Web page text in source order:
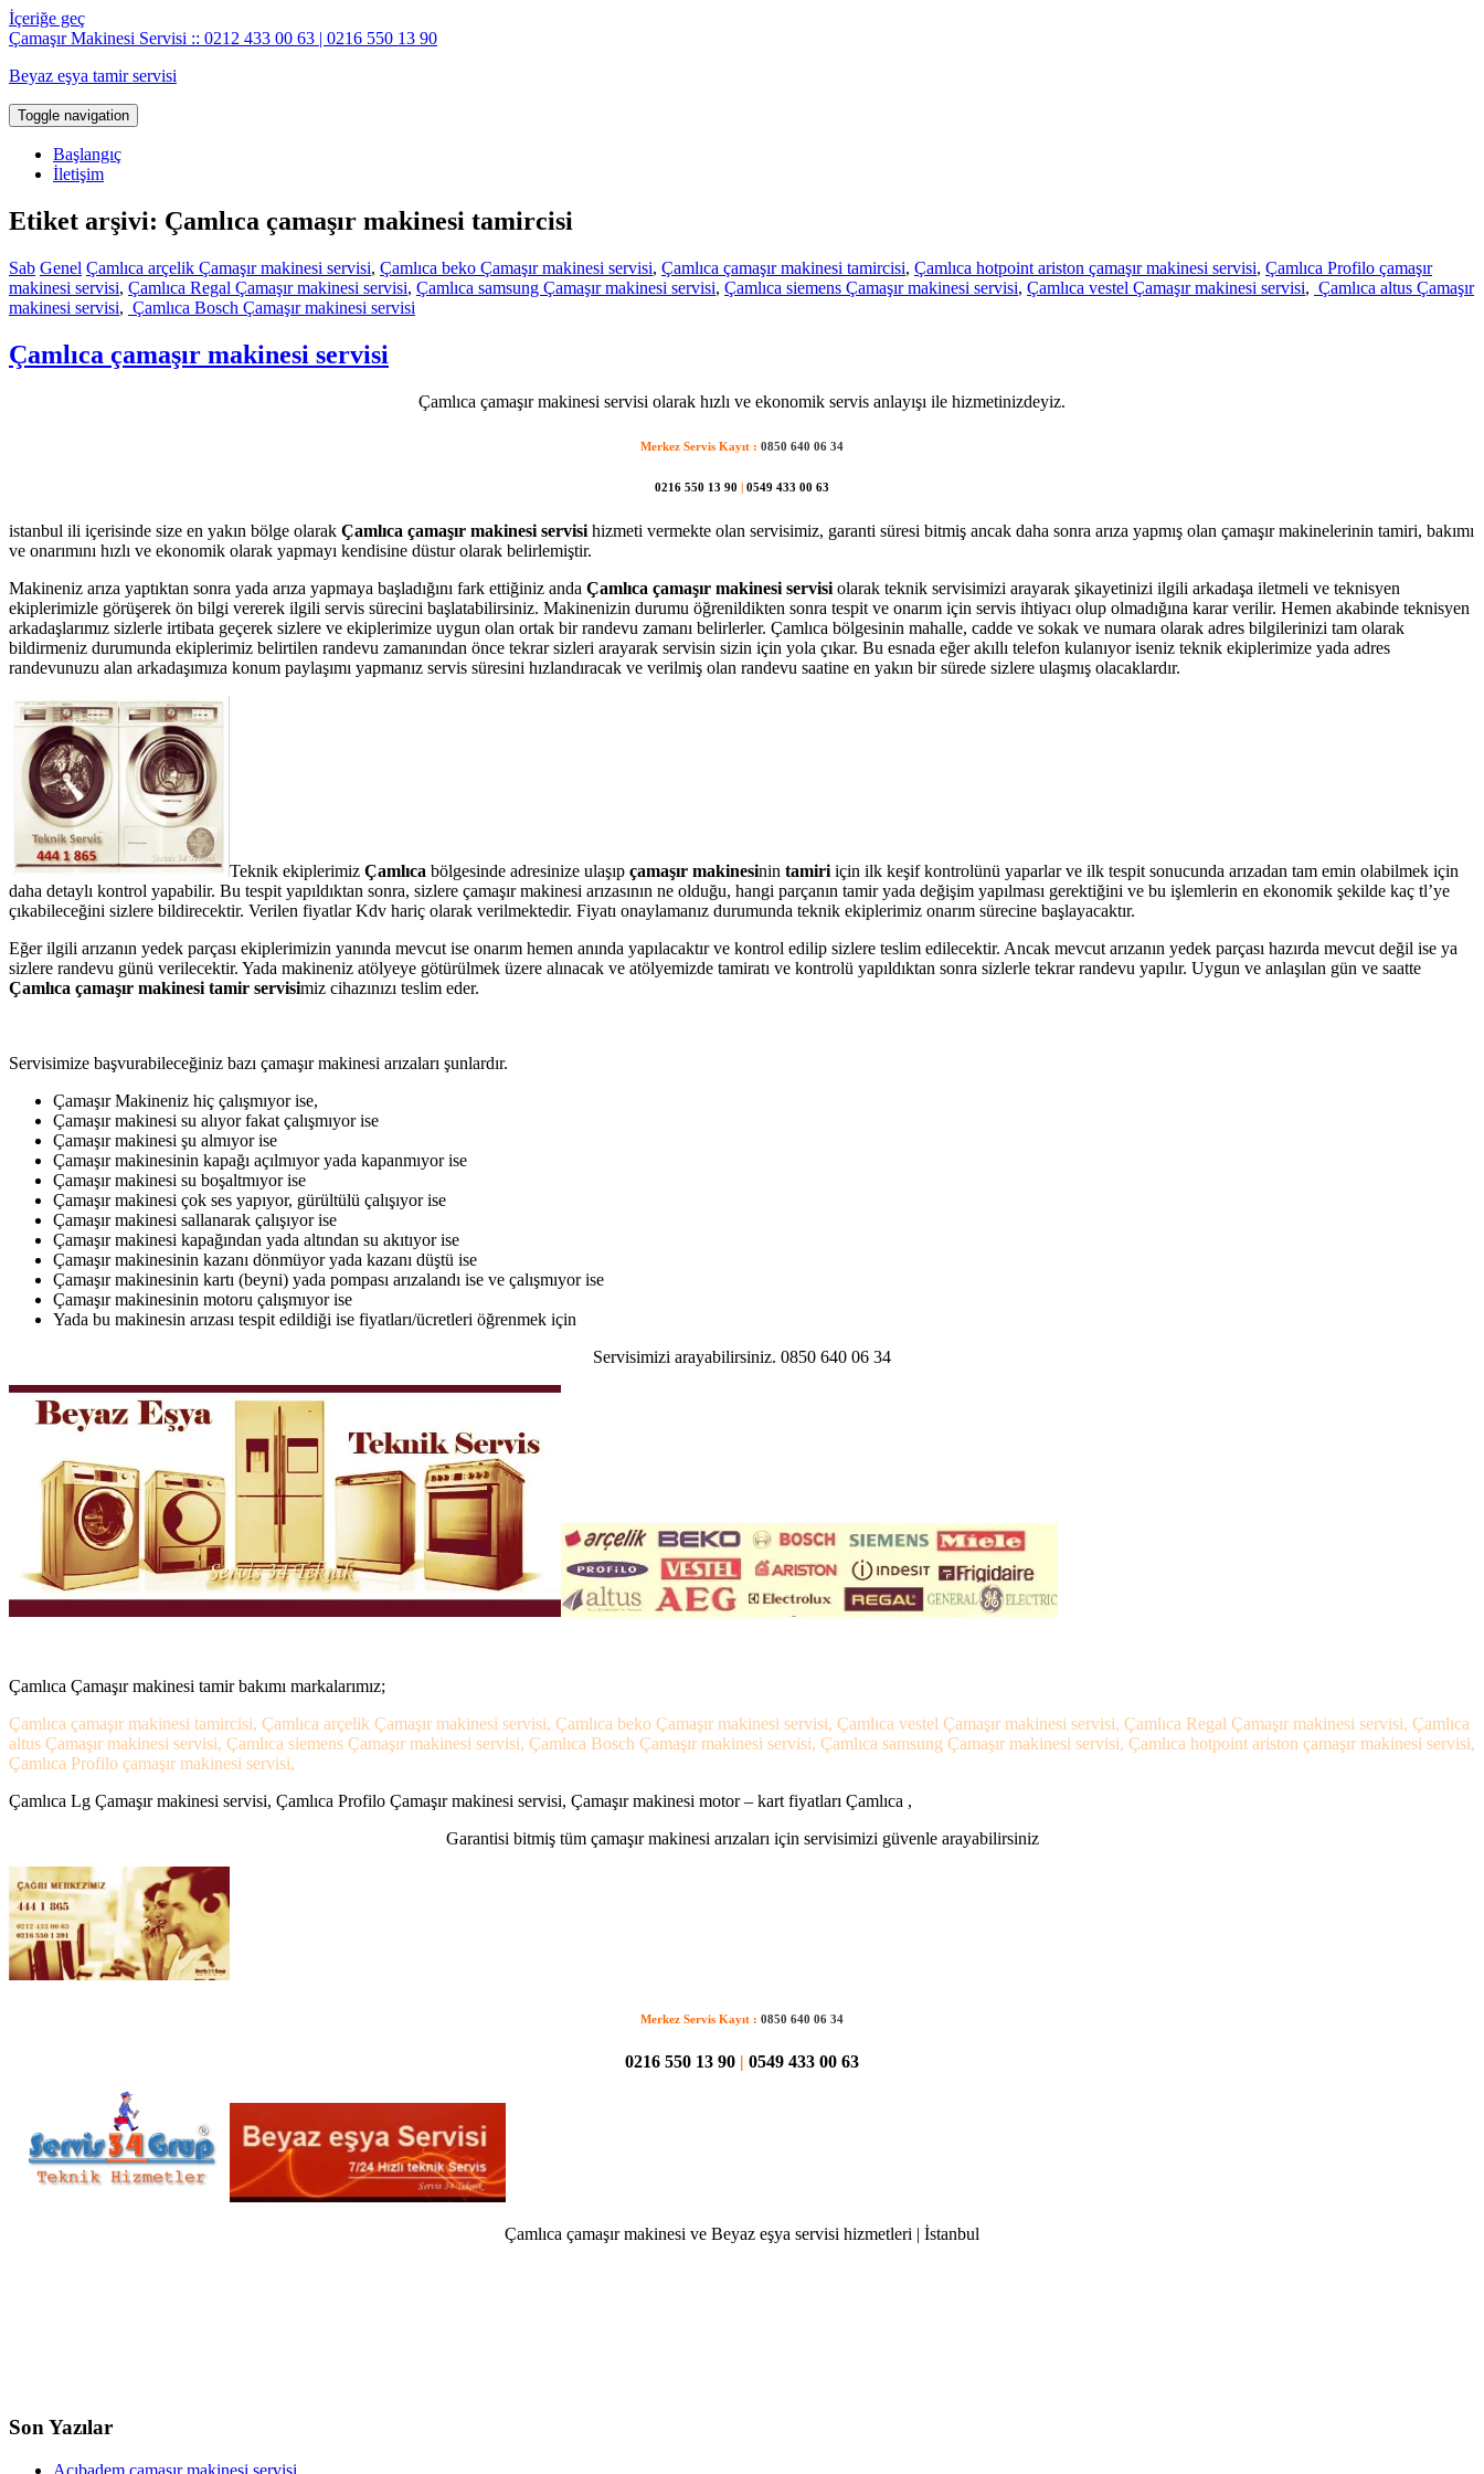
İçeriğe geç
Çamaşır Makinesi Servisi :: 0212 433 00 63 | 0216 550 13 90
Beyaz eşya tamir servisi
Toggle navigation
Başlangıç
İletişim
Etiket arşivi: Çamlıca çamaşır makinesi tamircisi
Sab Genel Çamlıca arçelik Çamaşır makinesi servisi, Çamlıca beko Çamaşır makinesi servisi, Çamlıca çamaşır makinesi tamircisi, Çamlıca hotpoint ariston çamaşır makinesi servisi, Çamlıca Profilo çamaşır
makinesi servisi, Çamlıca Regal Çamaşır makinesi servisi, Çamlıca samsung Çamaşır makinesi servisi, Çamlıca siemens Çamaşır makinesi servisi, Çamlıca vestel Çamaşır makinesi servisi, Çamlıca altus Çamaşır
makinesi servisi, Çamlıca Bosch Çamaşır makinesi servisi
Çamlıca çamaşır makinesi servisi
Çamlıca çamaşır makinesi servisi olarak hızlı ve ekonomik servis anlayışı ile hizmetinizdeyiz.
Merkez Servis Kayıt : 0850 640 06 34
0216 550 13 90 | 0549 433 00 63
istanbul ili içerisinde size en yakın bölge olarak Çamlıca çamaşır makinesi servisi hizmeti vermekte olan servisimiz, garanti süresi bitmiş ancak daha sonra arıza yapmış olan çamaşır makinelerinin tamiri, bakımı
ve onarımını hızlı ve ekonomik olarak yapmayı kendisine düstur olarak belirlemiştir.
Makineniz arıza yaptıktan sonra yada arıza yapmaya başladığını fark ettiğiniz anda Çamlıca çamaşır makinesi servisi olarak teknik servisimizi arayarak şikayetinizi ilgili arkadaşa iletmeli ve teknisyen
ekiplerimizle görüşerek ön bilgi vererek ilgili servis sürecini başlatabilirsiniz. Makinenizin durumu öğrenildikten sonra tespit ve onarım için servis ihtiyacı olup olmadığına karar verilir. Hemen akabinde teknisyen
arkadaşlarımız sizlerle irtibata geçerek sizlere ve ekiplerimize uygun olan ortak bir randevu zamanı belirlerler. Çamlıca bölgesinin mahalle, cadde ve sokak ve numara olarak adres bilgilerinizi tam olarak
bildirmeniz durumunda ekiplerimiz belirtilen randevu zamanından önce tekrar sizleri arayarak servisin sizin için yola çıkar. Bu esnada eğer akıllı telefon kulanıyor iseniz teknik ekiplerimize yada adres
randevunuzu alan arkadaşımıza konum paylaşımı yapmanız servis süresini hızlandıracak ve verilmiş olan randevu saatine en yakın bir sürede sizlere ulaşmış olacaklardır.
Teknik ekiplerimiz Çamlıca bölgesinde adresinize ulaşıp çamaşır makinesinin tamiri için ilk keşif kontrolünü yaparlar ve ilk tespit sonucunda arızadan tam emin olabilmek için
daha detaylı kontrol yapabilir. Bu tespit yapıldıktan sonra, sizlere çamaşır makinesi arızasının ne olduğu, hangi parçanın tamir yada değişim yapılması gerektiğini ve bu işlemlerin en ekonomik şekilde kaç tl’ye
çıkabileceğini sizlere bildirecektir. Verilen fiyatlar Kdv hariç olarak verilmektedir. Fiyatı onaylamanız durumunda teknik ekiplerimiz onarım sürecine başlayacaktır.
Eğer ilgili arızanın yedek parçası ekiplerimizin yanında mevcut ise onarım hemen anında yapılacaktır ve kontrol edilip sizlere teslim edilecektir. Ancak mevcut arızanın yedek parçası hazırda mevcut değil ise ya
sizlere randevu günü verilecektir. Yada makineniz atölyeye götürülmek üzere alınacak ve atölyemizde tamiratı ve kontrolü yapıldıktan sonra sizlerle tekrar randevu yapılır. Uygun ve anlaşılan gün ve saatte
Çamlıca çamaşır makinesi tamir servisimiz cihazınızı teslim eder.
Servisimize başvurabileceğiniz bazı çamaşır makinesi arızaları şunlardır.
Çamaşır Makineniz hiç çalışmıyor ise,
Çamaşır makinesi su alıyor fakat çalışmıyor ise
Çamaşır makinesi şu almıyor ise
Çamaşır makinesinin kapağı açılmıyor yada kapanmıyor ise
Çamaşır makinesi su boşaltmıyor ise
Çamaşır makinesi çok ses yapıyor, gürültülü çalışıyor ise
Çamaşır makinesi sallanarak çalışıyor ise
Çamaşır makinesi kapağından yada altından su akıtıyor ise
Çamaşır makinesinin kazanı dönmüyor yada kazanı düştü ise
Çamaşır makinesinin kartı (beyni) yada pompası arızalandı ise ve çalışmıyor ise
Çamaşır makinesinin motoru çalışmıyor ise
Yada bu makinesin arızası tespit edildiği ise fiyatları/ücretleri öğrenmek için
Servisimizi arayabilirsiniz. 0850 640 06 34
Çamlıca Çamaşır makinesi tamir bakımı markalarımız;
Çamlıca çamaşır makinesi tamircisi, Çamlıca arçelik Çamaşır makinesi servisi, Çamlıca beko Çamaşır makinesi servisi, Çamlıca vestel Çamaşır makinesi servisi, Çamlıca Regal Çamaşır makinesi servisi, Çamlıca
altus Çamaşır makinesi servisi, Çamlıca siemens Çamaşır makinesi servisi, Çamlıca Bosch Çamaşır makinesi servisi, Çamlıca samsung Çamaşır makinesi servisi, Çamlıca hotpoint ariston çamaşır makinesi servisi,
Çamlıca Profilo çamaşır makinesi servisi,
Çamlıca Lg Çamaşır makinesi servisi, Çamlıca Profilo Çamaşır makinesi servisi, Çamaşır makinesi motor – kart fiyatları Çamlıca ,
Garantisi bitmiş tüm çamaşır makinesi arızaları için servisimizi güvenle arayabilirsiniz
Merkez Servis Kayıt : 0850 640 06 34
0216 550 13 90 0549 433 00 63
Çamlıca çamaşır makinesi ve Beyaz eşya servisi hizmetleri | İstanbul
Son Yazılar
Acıbadem çamaşır makinesi servisi